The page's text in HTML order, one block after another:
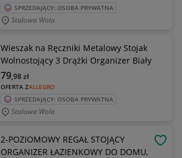
SPRZEDAJĄCY: OSOBA PRYWATNA
Stalowa Wola
Wieszak na Ręczniki Metalowy Stojak
Wolnostojący 3 Drążki Organizer Biały
OFERTA ZALLEGRO
79,98zł
SPRZEDAJĄCY: OSOBA PRYWATNA
Stalowa Wola
2-POZIOMOWY REGAŁ STOJĄCY
ORGANIZER ŁAZIENKOWY DO DOMU,